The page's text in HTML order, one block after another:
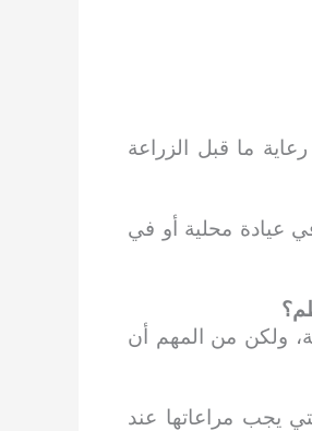
ما قبل الزراعة
عيادة محلية أو في
ولكن من المهم أن
يجب مراعاتها عند